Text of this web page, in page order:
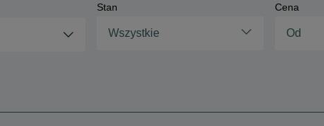
Stan
Wszystkie
Cena